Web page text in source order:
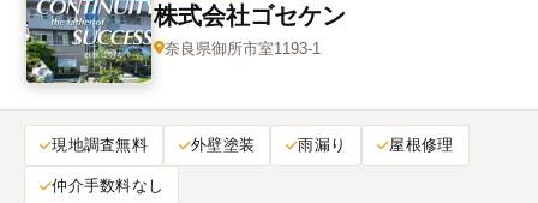
株式会社ゴセケン
奈良県御所市室1193-1
現地調査無料 外壁塗装 雨漏り 屋根修理
仲介手数料なし